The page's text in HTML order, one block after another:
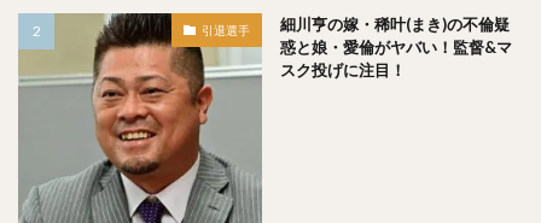
引退選手
細川亨の嫁・稀叶(まき)の不倫疑
惑と娘・愛倫がヤバい！監督&マ
スク投げに注目！
笠原大芽（かさはらたいが）
金子侑司（かねこゆうじ）
奥川恭伸（おくがわやすのぶ）
近藤健介（こんどうけんすけ）
王柏融（ワン・ボーロン）
大谷翔平（おおたにしょうへい）
山崎康晃（やまさきやすあき）